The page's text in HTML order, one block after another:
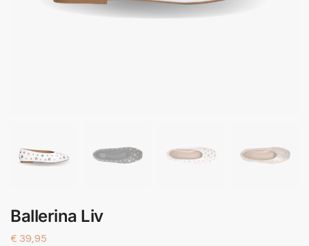
Ballerina Liv
€ 39,95